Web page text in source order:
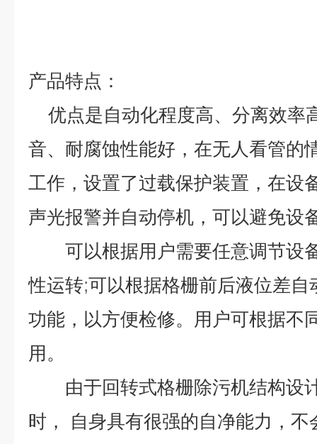
产品特点：
优点是自动化程度高、分离效率
音、耐腐蚀性能好，在无人看管的
工作，设置了过载保护装置，在设
声光报警并自动停机，可以避免设
可以根据用户需要任意调节设
性运转;可以根据格栅前后液位差自
功能，以方便检修。用户可根据不
用。
由于回转式格栅除污机结构设
时，
自身具有很强的自净能力，